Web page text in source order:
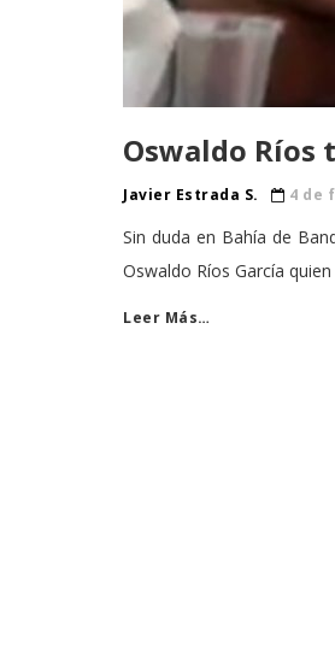
Oswaldo
Javier Estrada S. 4 de
Sin duda en Bahía de
Oswaldo Ríos García
Leer Más…